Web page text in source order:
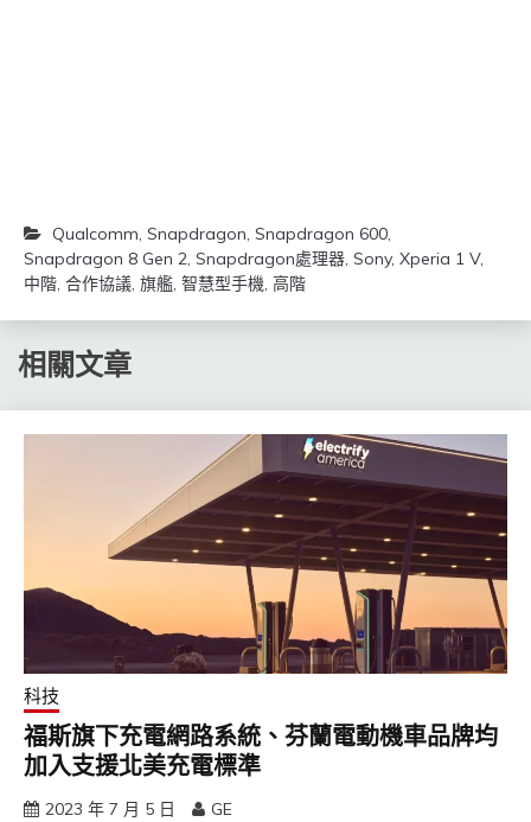
Qualcomm, Snapdragon, Snapdragon 600,
Snapdragon 8 Gen 2, Snapdragon處理器, Sony, Xperia 1 V,
中階, 合作協議, 旗艦, 智慧型手機, 高階
相關文章
科技
福斯旗下充電網路系統、芬蘭電動機車品牌均
加入支援北美充電標準
2023 年 7 月 5 日 GE